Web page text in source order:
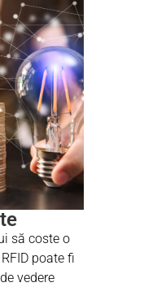
să coste o
poate fi
vedere